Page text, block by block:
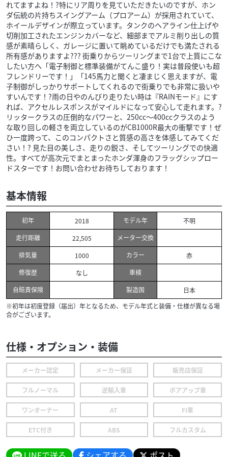
れてますよね！?特にリア周りを見ていただきたいのですが、ホン
ダ伝統の片持ちスイングアーム（プロアーム）が採用されていて、
ホイールデザインが際立っています。タンクのヘアライン仕上げや
切削加工されたエンジンカバーなど、細部までアルミ削り出しの質
感が素晴らしく、ガレージに置いて眺めているだけでも満たされる
所有感がありますよ??? 街乗りからツーリングまで1台で上質にこな
したい方へ「電子制御と標準装備がてんこ盛り！実は普段使いも超
フレンドリーです！」「145馬力と聞くと凄まじく思えますが、電
子制御がしっかりサポートしてくれるので街乗りでも非常に扱いや
すいんです！?雨の日やのんびり走りたい時は『RAINモード』にす
れば、アクセルレスポンスがマイルドになって安心して走れます。?
リッタークラスの圧倒的なパワーと、250cc～400ccクラスのよう
な取り回しの軽さを両立しているのがCB1000R最大の衝撃です！ぜ
ひ一度跨って、このコンパクトさと質感の高さを体感してみてくだ
さい！? 見た目の美しさ、走りの鋭さ、そしてツーリングでの快適
性。すべてが高次元でまとまったホンダ渾身のフラッグシップロー
ドスターです！お問い合わせお待ちしております！
基本情報
初年 2018 モデル年
不明
走行距離
22,505
メーター交換
排気量
1000 カラー
赤
修復歴
なし
車検
自賠責保険
製造国
日本
※初年は初度登録（届出）年となるため、モデル年式と装備・仕様が異なる場
合がございます。
仕様・オプション・装備
メーカー認定 メーカー保証 販売店保証
フルノーマル 逆輸入車 ボアアップ車
ワンオーナー AT FI車
ETC付き ABS フルカスタム